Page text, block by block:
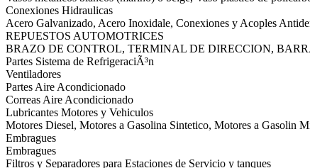
Conexiones Hidraulicas
Acero Galvanizado, Acero Inoxidale, Conexiones y Acoples
REPUESTOS AUTOMOTRICES
BRAZO DE CONTROL, TERMINAL DE DIRECCION,
Partes Sistema de RefrigeraciÃ³n
Ventiladores
Partes Aire Acondicionado
Correas Aire Acondicionado
Lubricantes Motores y Vehiculos
Motores Diesel, Motores a Gasolina Sintetico, Motores a Gasolin
Embragues
Embragues
Filtros y Separadores para Estaciones de Servicio y tanques